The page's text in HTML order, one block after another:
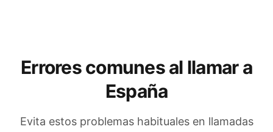
Errores comunes al llamar a
España
Evita estos problemas habituales en llamadas